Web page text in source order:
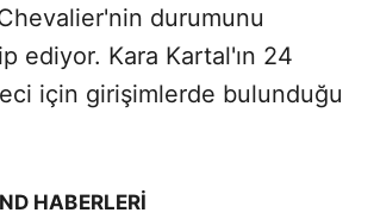
durumunu
ediyor. Kara Kartal'ın 24
için girişimlerde bulunduğu
HABERLERI